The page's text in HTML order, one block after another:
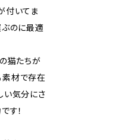
付いてま
ぶのに最適
猫たちが
素材で存在
い気分にさ
す！